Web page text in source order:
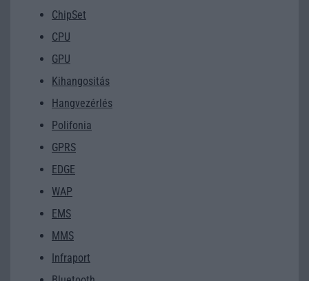
ChipSet
CPU
GPU
Kihangositás
Hangvezérlés
Polifonia
GPRS
EDGE
WAP
EMS
MMS
Infraport